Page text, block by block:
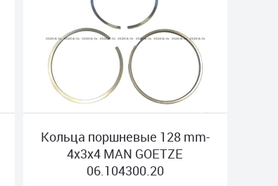
Кольца поршневые 128 mm-
4x3x4 MAN GOETZE
06.104300.20